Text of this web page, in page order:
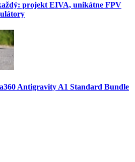
projekt EIVA, unikátne FPV
Antigravity A1 Standard Bundle